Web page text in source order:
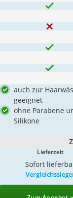
auch zur
geeignet
ohne Parabene
Silikone
Lieferzeit
Sofort